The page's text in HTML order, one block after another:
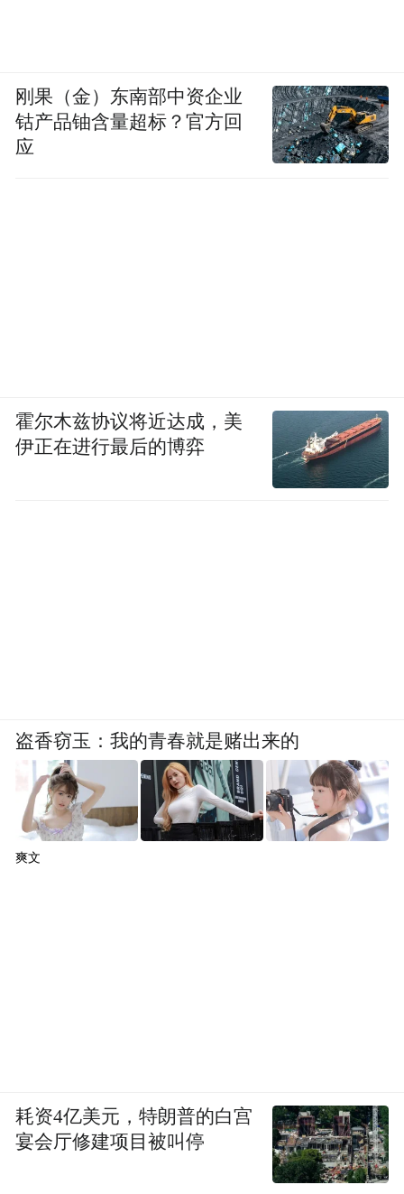
刚果（金）东南部中资企业
钴产品铀含量超标？官方回
应
霍尔木兹协议将近达成，美
伊正在进行最后的博弈
盗香窃玉：我的青春就是赌出来的
爽文
耗资4亿美元，特朗普的白宫
宴会厅修建项目被叫停